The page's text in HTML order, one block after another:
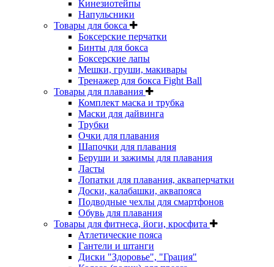
Кинезиотейпы
Напульсники
Товары для бокса
Боксерские перчатки
Бинты для бокса
Боксерские лапы
Мешки, груши, макивары
Тренажер для бокса Fight Ball
Товары для плавания
Комплект маска и трубка
Маски для дайвинга
Трубки
Очки для плавания
Шапочки для плавания
Беруши и зажимы для плавания
Ласты
Лопатки для плавания, акваперчатки
Доски, калабашки, аквапояса
Подводные чехлы для смартфонов
Обувь для плавания
Товары для фитнеса, йоги, кросфита
Атлетические пояса
Гантели и штанги
Диски "Здоровье", "Грация"